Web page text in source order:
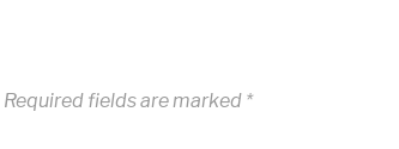
Required fields are marked *